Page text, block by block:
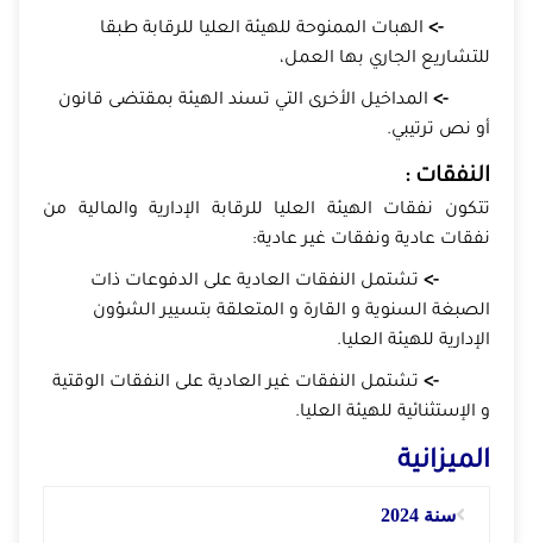
-> الهبات الممنوحة للهيئة العليا للرقابة طبقا
للتشاريع الجاري بها العمل،
-> المداخيل الأخرى التي تسند الهيئة بمقتضى قانون
أو نص ترتيبي.
النفقات :
تتكون نفقات الهيئة العليا للرقابة الإدارية والمالية من
نفقات عادية ونفقات غير عادية:
-> تشتمل النفقات العادية على الدفوعات ذات
الصبغة السنوية و القارة و المتعلقة بتسيير الشؤون
الإدارية للهيئة العليا.
-> تشتمل النفقات غير العادية على النفقات الوقتية
و الإستثنائية للهيئة العليا.
الميزانية
سنة 2024